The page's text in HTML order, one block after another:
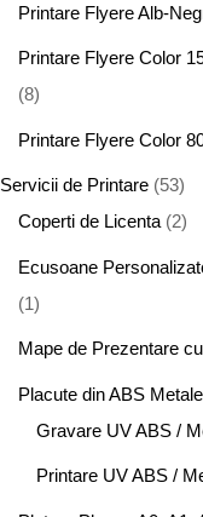
Printare Flyere Alb-
Printare Flyere Color
(8)
Printare Flyere Color
Servicii de Printare (53)
Coperti de Licenta (2)
Ecusoane
(1)
Mape de Prezentare
Placute din ABS
Gravare UV ABS /
Printare UV ABS /